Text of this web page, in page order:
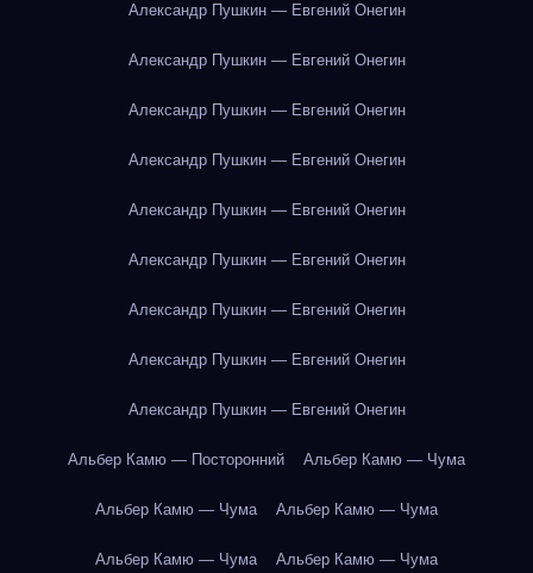
Александр Пушкин — Евгений Онегин
Александр Пушкин — Евгений Онегин
Александр Пушкин — Евгений Онегин
Александр Пушкин — Евгений Онегин
Александр Пушкин — Евгений Онегин
Александр Пушкин — Евгений Онегин
Александр Пушкин — Евгений Онегин
Александр Пушкин — Евгений Онегин
Александр Пушкин — Евгений Онегин
Альбер Камю — Посторонний Альбер Камю — Чума
Альбер Камю — Чума Альбер Камю — Чума
Альбер Камю — Чума Альбер Камю — Чума